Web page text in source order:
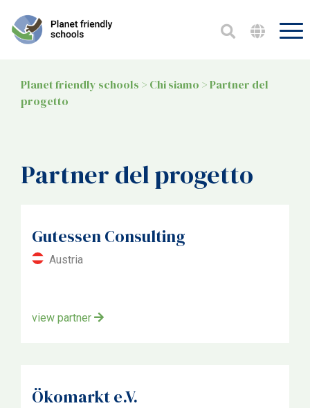
Planet friendly schools > Chi siamo >Partner del
progetto
Partner del progetto
Gutessen Consulting
Austria
view partner
Ökomarkt e.V.
3